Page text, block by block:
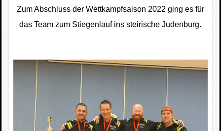
Zum Abschluss der Wettkampfsaison 2022 ging es für
das Team zum Stiegenlauf ins steirische Judenburg.